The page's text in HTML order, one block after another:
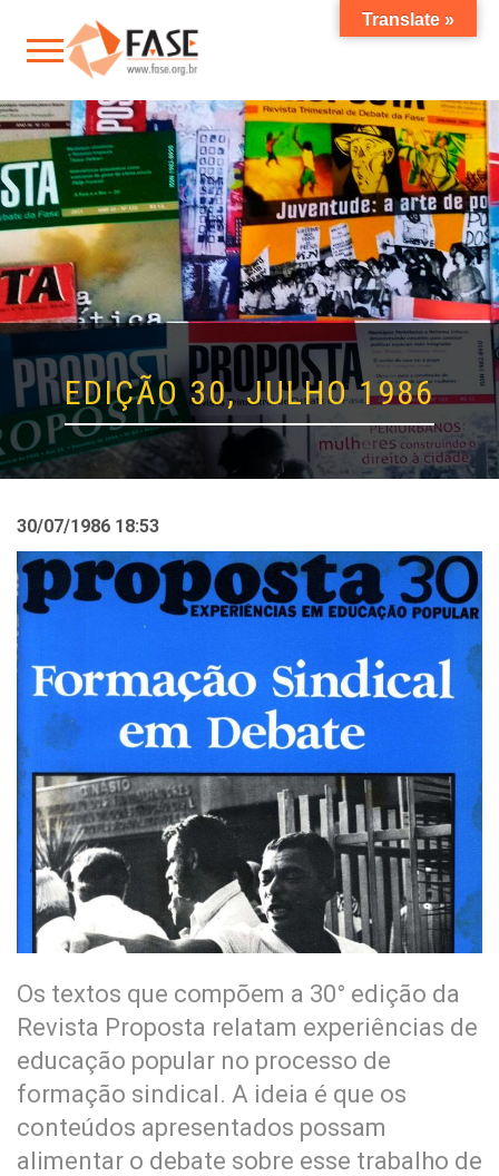
EDIÇÃO 30, JULHO 1986
30/07/1986 18:53
Os textos que compõem a 30° edição da
Revista Proposta relatam experiências de
educação popular no processo de
formação sindical. A ideia é que os
conteúdos apresentados possam
alimentar o debate sobre esse trabalho de
Translate »